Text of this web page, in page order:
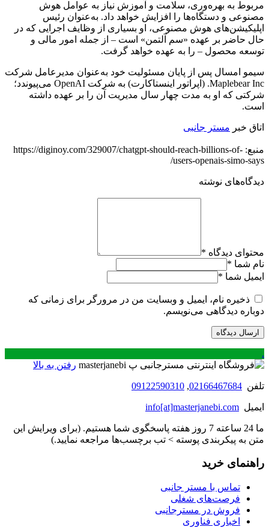
مربوط به بهره‌وری، سلامت و آموزش نیاز به عوامل هوش
مصنوعی و دستگاه‌ها را افزایش خواهد داد. به‌عنوان رئیس
اپلیکیشن‌های هوش مصنوعی، او بسیاری از وظایف اجرایی که در
حال حاضر بر عهده «سم آلتمن» است – از جمله امور مالی و
توسعه محصول – را به عهده خواهد گرفت.
سیمو امسال پس از پایان مسئولیت خود به‌عنوان مدیرعامل شرکت
Maplebear Inc. (اپراتور اینستاکارت) به شرکت OpenAI می‌پیوندد؛
شرکتی که او به مدت چهار سال مدیریت آن را بر عهده داشته
است.
اتاق خبر مستر جانبی
منبع: https://diginoy.com/329007/chatgpt-should-reach-billions-of-
users-openais-simo-says/
دیدگاه‌های نوشته
محتوای دیدگاه *
نام شما *
ایمیل شما *
ذخیره نام، ایمیل و وبسایت من در مرورگر برای زمانی که
دوباره دیدگاهی می‌نویسم.
.
رفتن به بالا
تلفن 02166467684
,
09122590310
ایمیل info[at]masterjanebi.com
ما 24 ساعته 7 روز هفته پاسخگوی شما هستیم. (برای ویرایش این
متن به پیکربندی پوسته > تب برچسب‌ها مراجعه نمایید.)
راهنمای خرید
تماس با مستر جانبی
فرصت‌های شغلی
فروش در مسترجانبی
اخباری فناوری